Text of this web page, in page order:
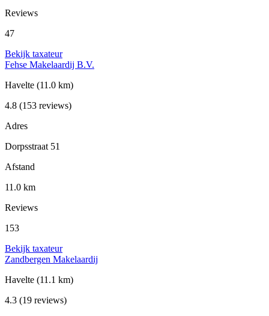
Reviews
47
Bekijk taxateur
Fehse Makelaardij B.V.
Havelte (11.0 km)
4.8 (153 reviews)
Adres
Dorpsstraat 51
Afstand
11.0 km
Reviews
153
Bekijk taxateur
Zandbergen Makelaardij
Havelte (11.1 km)
4.3 (19 reviews)